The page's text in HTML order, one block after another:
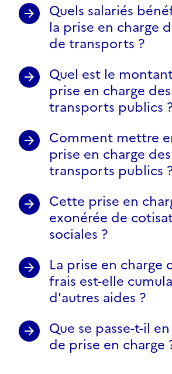
Quels salariés
la prise en charge
de transports ?
Quel est le
prise en charge
transports publics
Comment mettre
prise en charge
transports publics
Cette prise en
exonérée de
sociales ?
La prise en charge
frais est-elle
d'autres aides ?
Que se passe-t-il
de prise en charge